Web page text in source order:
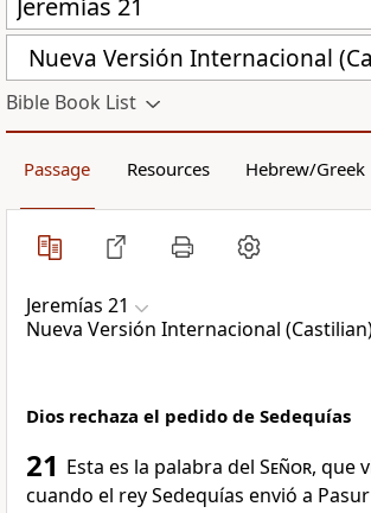
Bible Book List
Passage Resources Hebrew/Greek
Jeremías 21
Nueva Versión Internacional
Dios rechaza el pedido de Sedequías
21 Esta es la palabra del Señor, que
cuando el rey Sedequías envió a